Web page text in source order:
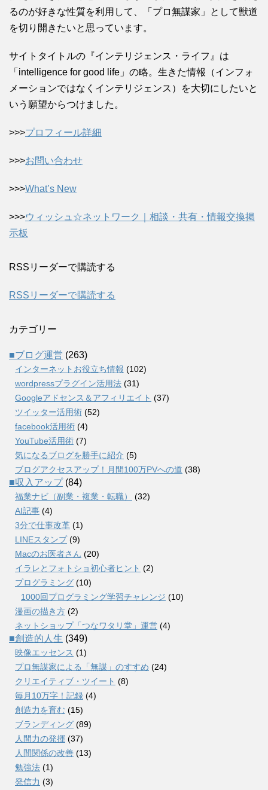
るのが好きな性質を利用して、「プロ無謀家」として獣道
を切り開きたいと思っています。
サイトタイトルの『インテリジェンス・ライフ』は
「intelligence for good life」の略。生きた情報（インフォ
メーションではなくインテリジェンス）を大切にしたいと
いう願望からつけました。
>>>プロフィール詳細
>>>お問い合わせ
>>>What’s New
>>>ウィッシュ☆ネットワーク｜相談・共有・情報交換掲
示板
RSSリーダーで購読する
RSSリーダーで購読する
カテゴリー
■ブログ運営 (263)
インターネットお役立ち情報 (102)
wordpressプラグイン活用法 (31)
Googleアドセンス＆アフィリエイト (37)
ツイッター活用術 (52)
facebook活用術 (4)
YouTube活用術 (7)
気になるブログを勝手に紹介 (5)
ブログアクセスアップ！月間100万PVへの道 (38)
■収入アップ(84)
福業ナビ（副業・複業・転職）
(32)
AI記事 (4)
3分で仕事改革 (1)
LINEスタンプ(9)
Macのお医者さん (20)
イラレとフォトショ初心者ヒント (2)
プログラミング (10)
1000回プログラミング学習チャレンジ (10)
漫画の描き方 (2)
ネットショップ「つなワタリ堂」運営 (4)
■創造的人生 (349)
映像エッセンス (1)
プロ無謀家による「無謀」のすすめ (24)
クリエイティブ・ツイート (8)
毎月10万字！記録 (4)
創造力を育む (15)
ブランディング (89)
人間力の発揮 (37)
人間関係の改善 (13)
勉強法 (1)
発信力 (3)